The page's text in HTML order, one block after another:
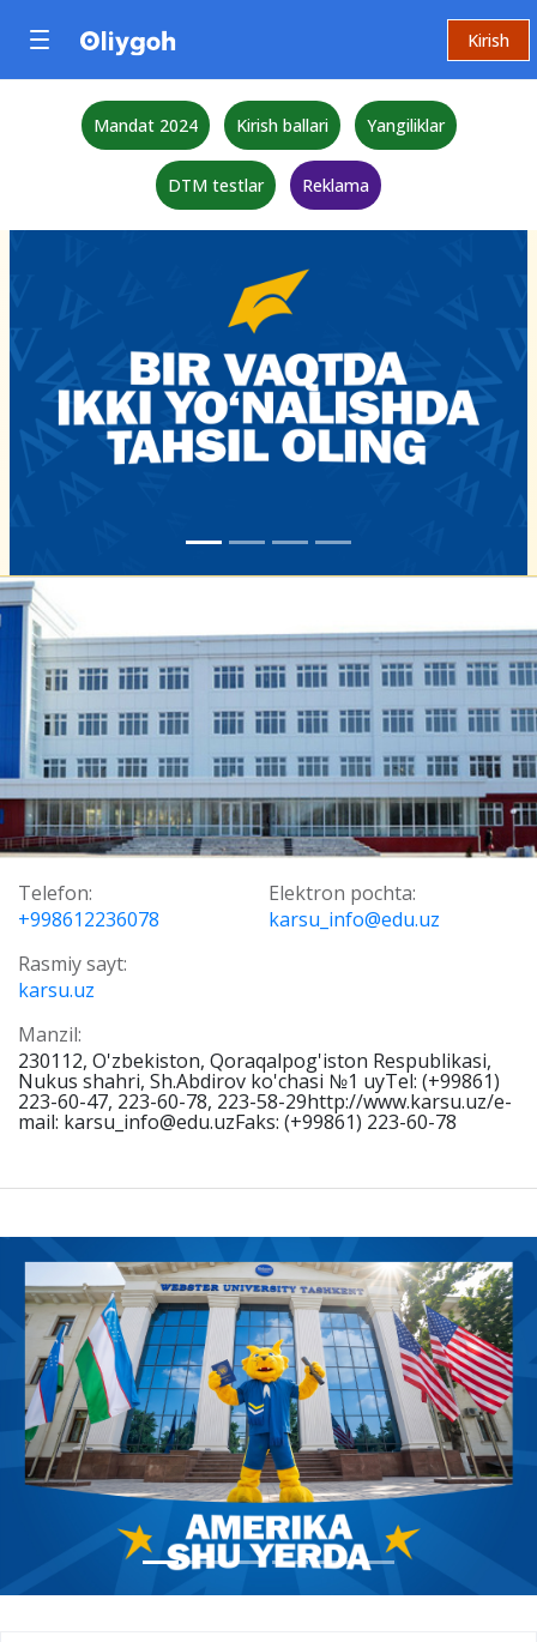
Kirish
Mandat 2024 Kirish ballari Yangiliklar
DTM testlar Reklama
Telefon:
+998612236078
Elektron pochta:
karsu_info@edu.uz
Rasmiy sayt:
karsu.uz
Manzil:
230112, O'zbekiston, Qoraqalpog'iston Respublikasi,
Nukus shahri, Sh.Abdirov ko'chasi №1 uyTel: (+99861)
223-60-47, 223-60-78, 223-58-29http://www.karsu.uz/e-
mail: karsu_info@edu.uzFaks: (+99861) 223-60-78